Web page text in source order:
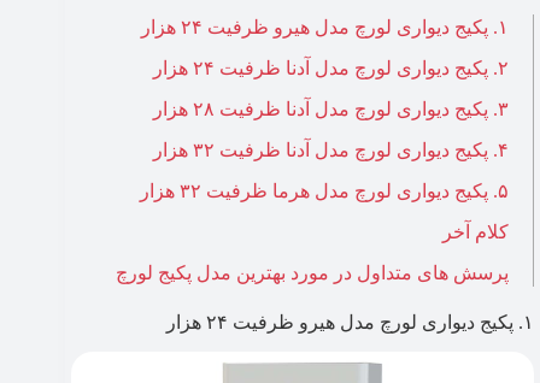
۱. پکیج دیواری لورچ مدل هیرو ظرفیت ۲۴ هزار
۲. پکیج دیواری لورچ مدل آدنا ظرفیت ۲۴ هزار
۳. پکیج دیواری لورچ مدل آدنا ظرفیت ۲۸ هزار
۴. پکیج دیواری لورچ مدل آدنا ظرفیت ۳۲ هزار
۵. پکیج دیواری لورچ مدل هرما ظرفیت ۳۲ هزار
کلام آخر
پرسش های متداول در مورد بهترین مدل پکیج لورچ
۱. پکیج دیواری لورچ مدل هیرو ظرفیت ۲۴ هزار